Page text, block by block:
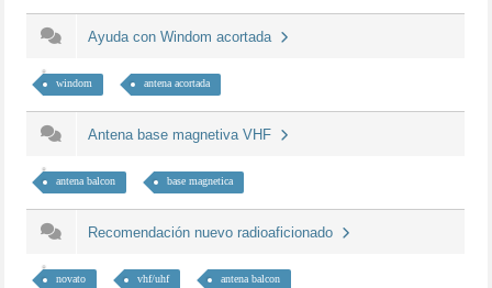
Ayuda con Windom acortada
windom antena acortada
Antena base magnetiva VHF
antena balcon base magnetica
Recomendación nuevo radioaficionado
novato vhf/uhf antena balcon